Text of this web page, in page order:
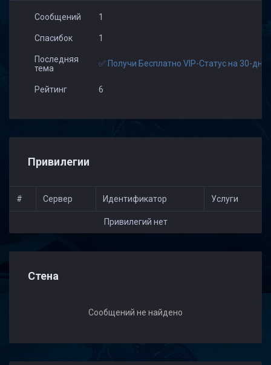
Сообщений 1
Спасибок 1
Последняя
тема
✅ Получи Бесплатно VIP-Статус на 30-
Рейтинг 6
Привилегии
# Сервер Идентификатор Услуги
Привилегий нет
Стена
Сообщений не найдено